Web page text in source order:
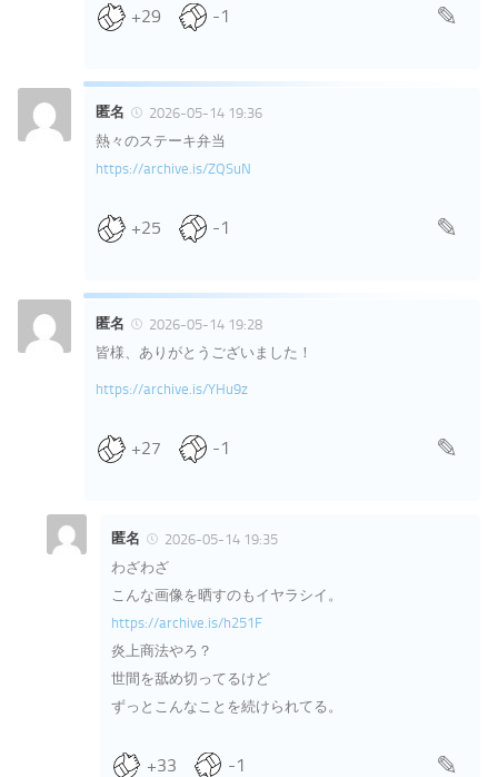
+29 -1
匿名
2026-05-14 19:36
熱々のステーキ弁当
https://archive.is/ZQSuN
+25 -1
匿名
2026-05-14 19:28
皆様、ありがとうございました！
https://archive.is/YHu9z
+27 -1
匿名
2026-05-14 19:35
わざわざ
こんな画像を晒すのもイヤラシイ。
https://archive.is/h251F
炎上商法やろ？
世間を舐め切ってるけど
ずっとこんなことを続けられてる。
+33 -1